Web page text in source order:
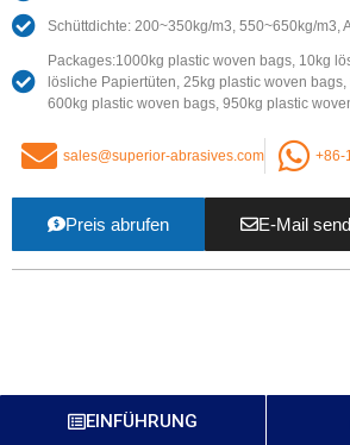
Schüttdichte: 200~350kg/m3, 550~650kg/m3,
Packages:1000kg plastic woven bags, 10kg
lösliche Papiertüten, 25 kg plastic woven bags
600kg plastic woven bags, 950kg plastic
sales@superior-abrasives.com +86-
Preis abrufen E-Mail
EINFÜHRUNG